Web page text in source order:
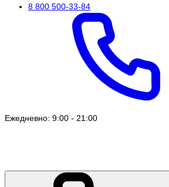
8 800 500-33-84
Ежедневно: 9:00 - 21:00